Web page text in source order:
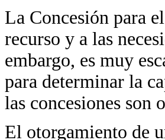
La Concesión para
recurso y a las
embargo, es muy
para determinar la
las concesiones son
El otorgamiento de